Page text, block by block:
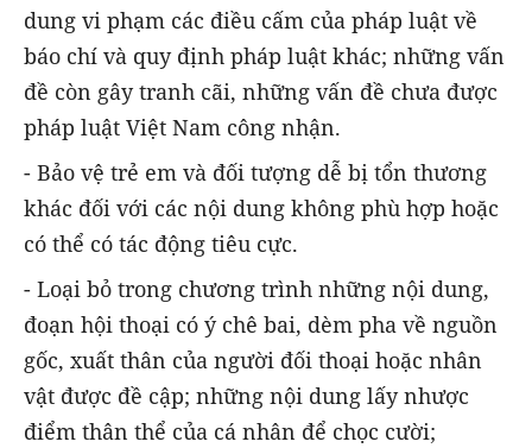
dung vi phạm các điều cấm của pháp luật về
báo chí và quy định pháp luật khác; những vấn
đề còn gây tranh cãi, những vấn đề chưa được
pháp luật Việt Nam công nhận.
- Bảo vệ trẻ em và đối tượng dễ bị tổn thương
khác đối với các nội dung không phù hợp hoặc
có thể có tác động tiêu cực.
- Loại bỏ trong chương trình những nội dung,
đoạn hội thoại có ý chê bai, dèm pha về nguồn
gốc, xuất thân của người đối thoại hoặc nhân
vật được đề cập; những nội dung lấy nhược
điểm thân thể của cá nhân để chọc cười;